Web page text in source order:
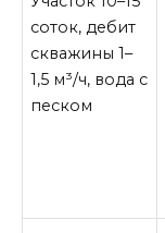
соток, дебит
скважины 1–
1,5 м³/ч, вода с
песком